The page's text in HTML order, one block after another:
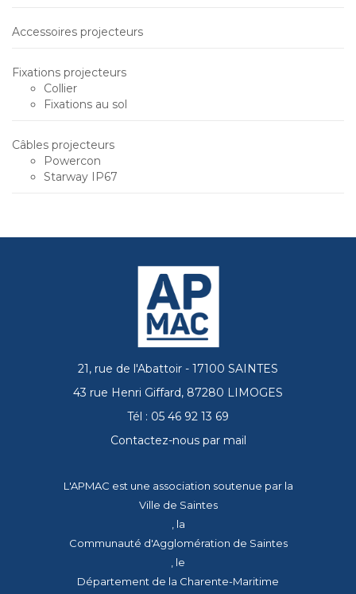
Accessoires projecteurs
Fixations projecteurs
Collier
Fixations au sol
Câbles projecteurs
Powercon
Starway IP67
21, rue de l'Abattoir - 17100 SAINTES
43 rue Henri Giffard, 87280 LIMOGES
Tél : 05 46 92 13 69
Contactez-nous par mail
L'APMAC est une association soutenue par la
Ville de Saintes
, la
Communauté d'Agglomération de Saintes
, le
Département de la Charente-Maritime